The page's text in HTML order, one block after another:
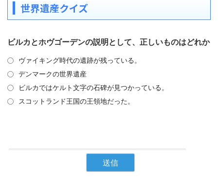
世界遺産クイズ
ビルカとホヴゴーデンの説明として、正しいものはどれか
ヴァイキング時代の遺跡が残っている。
デンマークの世界遺産
ビルカではケルト文字の石碑が見つかっている。
スコットランド王国の王領地だった。